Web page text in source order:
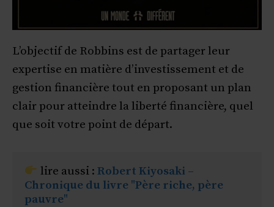
L’objectif de Robbins est de partager leur
expertise en matière d’investissement et de
gestion financière tout en proposant un plan
clair pour atteindre la liberté financière, quel
que soit votre point de départ.
lire aussi : Robert Kiyosaki –
Chronique du livre "Père riche, père
pauvre"